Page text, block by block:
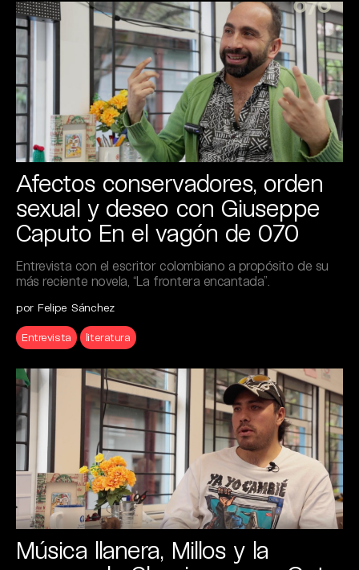
Afectos conservadores, orden
sexual y deseo con Giuseppe
Caputo En el vagón de 070
Entrevista con el escritor colombiano a propósito de su
más reciente novela, “La frontera encantada”.
por Felipe Sánchez
Entrevista literatura
Música llanera, Millos y la